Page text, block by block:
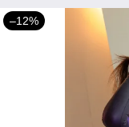
–12%